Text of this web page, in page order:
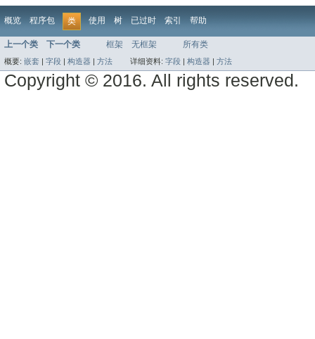
概览 程序包 类 使用 树 已过时 索引 帮助
上一个类 下一个类 框架 无框架 所有类
概要: 嵌套 | 字段 | 构造器 | 方法 详细资料: 字段 | 构造器 | 方法
Copyright © 2016. All rights reserved.